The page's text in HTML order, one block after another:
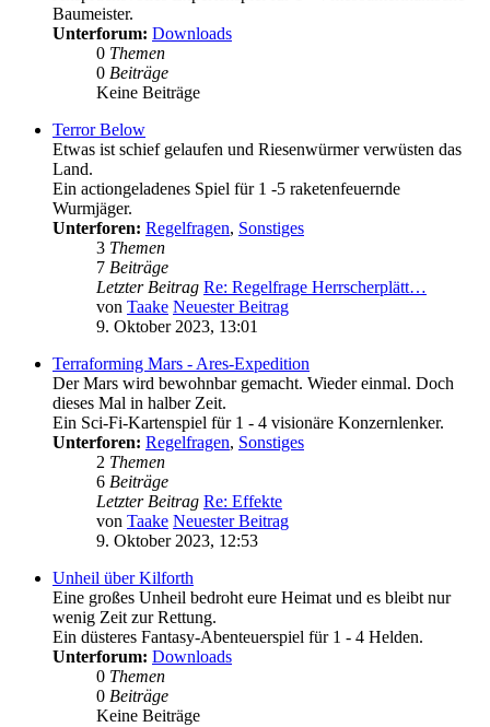
Baumeister.
Unterforum: Downloads
0 Themen
0 Beiträge
Keine Beiträge
Terror Below
Etwas ist schief gelaufen und Riesenwürmer verwüsten das
Land.
Ein actiongeladenes Spiel für 1 -5 raketenfeuernde
Wurmjäger.
Unterforen: Regelfragen, Sonstiges
3 Themen
7 Beiträge
Letzter Beitrag Re: Regelfrage Herrscherplätt…
von Taake Neuester Beitrag
9. Oktober 2023, 13:01
Terraforming Mars - Ares-Expedition
Der Mars wird bewohnbar gemacht. Wieder einmal. Doch
dieses Mal in halber Zeit.
Ein Sci-Fi-Kartenspiel für 1 - 4 visionäre Konzernlenker.
Unterforen: Regelfragen, Sonstiges
2 Themen
6 Beiträge
Letzter Beitrag Re: Effekte
von Taake Neuester Beitrag
9. Oktober 2023, 12:53
Unheil über Kilforth
Eine großes Unheil bedroht eure Heimat und es bleibt nur
wenig Zeit zur Rettung.
Ein düsteres Fantasy-Abenteuerspiel für 1 - 4 Helden.
Unterforum: Downloads
0 Themen
0 Beiträge
Keine Beiträge